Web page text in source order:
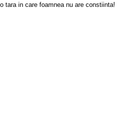
tara in care foamnea nu are constiinta!